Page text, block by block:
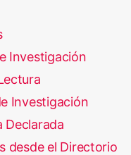
Investigación
Investigación
Declarada
desde el Directorio